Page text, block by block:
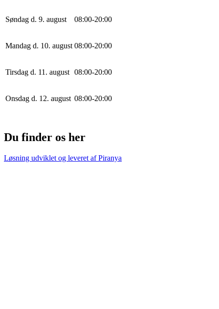
Søndag d. 9. august 08:00-20:00
Mandag d. 10. august 08:00-20:00
Tirsdag d. 11. august 08:00-20:00
Onsdag d. 12. august 08:00-20:00
Du finder os her
Løsning udviklet og leveret afPiranya